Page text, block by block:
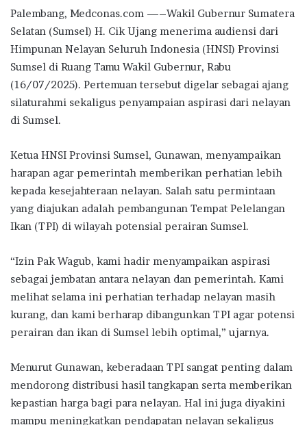
Palembang, Medconas.com —–Wakil Gubernur Sumatera
Selatan (Sumsel) H. Cik Ujang menerima audiensi dari
Himpunan Nelayan Seluruh Indonesia (HNSI) Provinsi
Sumsel di Ruang Tamu Wakil Gubernur, Rabu
(16/07/2025). Pertemuan tersebut digelar sebagai ajang
silaturahmi sekaligus penyampaian aspirasi dari nelayan
di Sumsel.
Ketua HNSI Provinsi Sumsel, Gunawan, menyampaikan
harapan agar pemerintah memberikan perhatian lebih
kepada kesejahteraan nelayan. Salah satu permintaan
yang diajukan adalah pembangunan Tempat Pelelangan
Ikan (TPI) di wilayah potensial perairan Sumsel.
“Izin Pak Wagub, kami hadir menyampaikan aspirasi
sebagai jembatan antara nelayan dan pemerintah. Kami
melihat selama ini perhatian terhadap nelayan masih
kurang, dan kami berharap dibangunkan TPI agar potensi
perairan dan ikan di Sumsel lebih optimal,” ujarnya.
Menurut Gunawan, keberadaan TPI sangat penting dalam
mendorong distribusi hasil tangkapan serta memberikan
kepastian harga bagi para nelayan. Hal ini juga diyakini
mampu meningkatkan pendapatan nelayan sekaligus